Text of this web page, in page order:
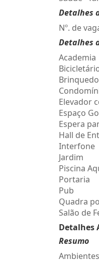
Detalhes
Nº. de
Detalhes
Academia
Elevador
Espaço
Espera
Hall de
Interfone
Jardim
Piscina
Portaria
Pub
Quadra
Salão de
Detalhes
Resumo